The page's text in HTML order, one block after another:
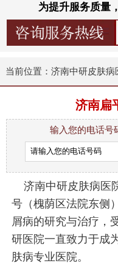
为提升服务质量
当前位置： 济南中研皮肤病
济南扁
输入您的电话号
济南中研皮肤病医
号（槐荫区法院东侧
屑病的研究与治疗，
研医院一直致力于成
肤病专业医院。